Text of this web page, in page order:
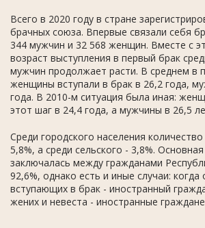
Всего в 2020 году в стране
брачных союза. Впервые связали себя
344 мужчин и 32 568 женщин. Вместе с
возраст выступления в первый брак
мужчин продолжает расти. В среднем в
женщины вступали в брак в 26,2 года,
года. В 2010-м ситуация была иная:
этот шаг в 24,4 года, а мужчины в 26,5
Среди городского населения
5,8%, а среди сельского - 3,8%.
заключалась между гражданами
92,6%, однако есть и иные случаи: когда
вступающих в брак - иностранный
жених и невеста - иностранные